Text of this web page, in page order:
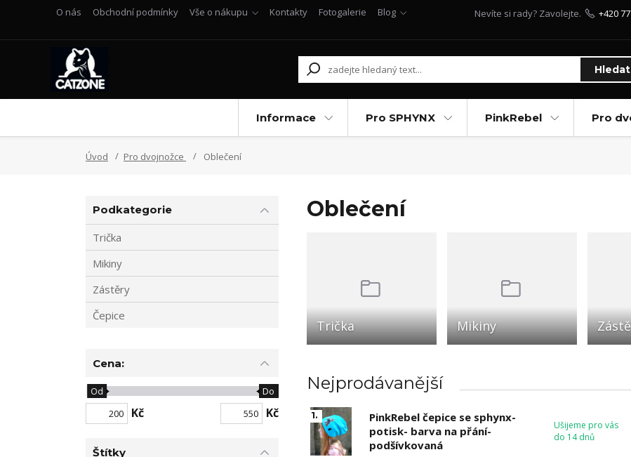
O nás Obchodní podmínky Vše o nákupu Kontakty Fotogalerie Blog
Hledat
Nevíte si rady? Zavolejte. +420
Informace Pro SPHYNX PinkRebel Pro
Úvod Pro dvojnožce Oblečení
Oblečení
Trička Mikiny
Nejprodávanější
1.
PinkRebel čepice se sphynx-
potisk- barva na přání-
podšívkovaná
Ušijeme pro vás
do 14 dnů
Podkategorie
Trička
Mikiny
Zástěry
Čepice
Cena:
Kč
Od Do
Kč
Štítky